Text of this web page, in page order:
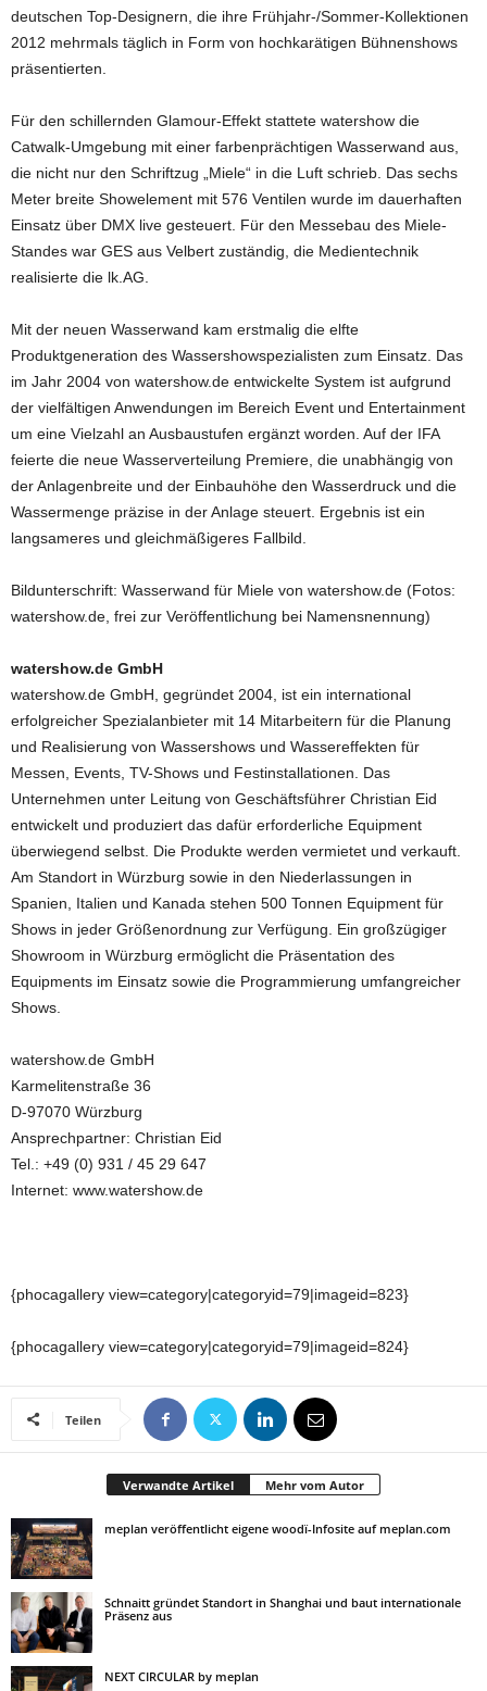
deutschen Top-Designern, die ihre Frühjahr-/Sommer-Kollektionen
2012 mehrmals täglich in Form von hochkarätigen Bühnenshows
präsentierten.
Für den schillernden Glamour-Effekt stattete watershow die
Catwalk-Umgebung mit einer farbenprächtigen Wasserwand aus,
die nicht nur den Schriftzug „Miele“ in die Luft schrieb. Das sechs
Meter breite Showelement mit 576 Ventilen wurde im dauerhaften
Einsatz über DMX live gesteuert. Für den Messebau des Miele-
Standes war GES aus Velbert zuständig, die Medientechnik
realisierte die lk.AG.
Mit der neuen Wasserwand kam erstmalig die elfte
Produktgeneration des Wassershowspezialisten zum Einsatz. Das
im Jahr 2004 von watershow.de entwickelte System ist aufgrund
der vielfältigen Anwendungen im Bereich Event und Entertainment
um eine Vielzahl an Ausbaustufen ergänzt worden. Auf der IFA
feierte die neue Wasserverteilung Premiere, die unabhängig von
der Anlagenbreite und der Einbauhöhe den Wasserdruck und die
Wassermenge präzise in der Anlage steuert. Ergebnis ist ein
langsameres und gleichmäßigeres Fallbild.
Bildunterschrift: Wasserwand für Miele von watershow.de (Fotos:
watershow.de, frei zur Veröffentlichung bei Namensnennung)
watershow.de GmbH
watershow.de GmbH, gegründet 2004, ist ein international
erfolgreicher Spezialanbieter mit 14 Mitarbeitern für die Planung
und Realisierung von Wassershows und Wassereffekten für
Messen, Events, TV-Shows und Festinstallationen. Das
Unternehmen unter Leitung von Geschäftsführer Christian Eid
entwickelt und produziert das dafür erforderliche Equipment
überwiegend selbst. Die Produkte werden vermietet und verkauft.
Am Standort in Würzburg sowie in den Niederlassungen in
Spanien, Italien und Kanada stehen 500 Tonnen Equipment für
Shows in jeder Größenordnung zur Verfügung. Ein großzügiger
Showroom in Würzburg ermöglicht die Präsentation des
Equipments im Einsatz sowie die Programmierung umfangreicher
Shows.
watershow.de GmbH
Karmelitenstraße 36
D-97070 Würzburg
Ansprechpartner: Christian Eid
Tel.: +49 (0) 931 / 45 29 647
Internet: www.watershow.de
{phocagallery view=category|categoryid=79|imageid=823}
{phocagallery view=category|categoryid=79|imageid=824}
Teilen
Verwandte Artikel Mehr vom Autor
meplan veröffentlicht eigene woodï-Infosite auf meplan.com
Schnaitt gründet Standort in Shanghai und baut internationale
Präsenz aus
NEXT CIRCULAR by meplan